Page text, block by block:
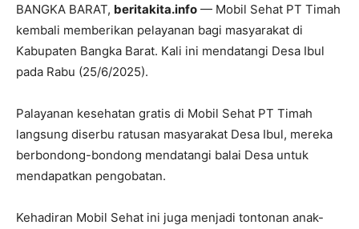
BANGKA BARAT, beritakita.info — Mobil Sehat PT Timah
kembali memberikan pelayanan bagi masyarakat di
Kabupaten Bangka Barat. Kali ini mendatangi Desa Ibul
pada Rabu (25/6/2025).
Palayanan kesehatan gratis di Mobil Sehat PT Timah
langsung diserbu ratusan masyarakat Desa Ibul, mereka
berbondong-bondong mendatangi balai Desa untuk
mendapatkan pengobatan.
Kehadiran Mobil Sehat ini juga menjadi tontonan anak-